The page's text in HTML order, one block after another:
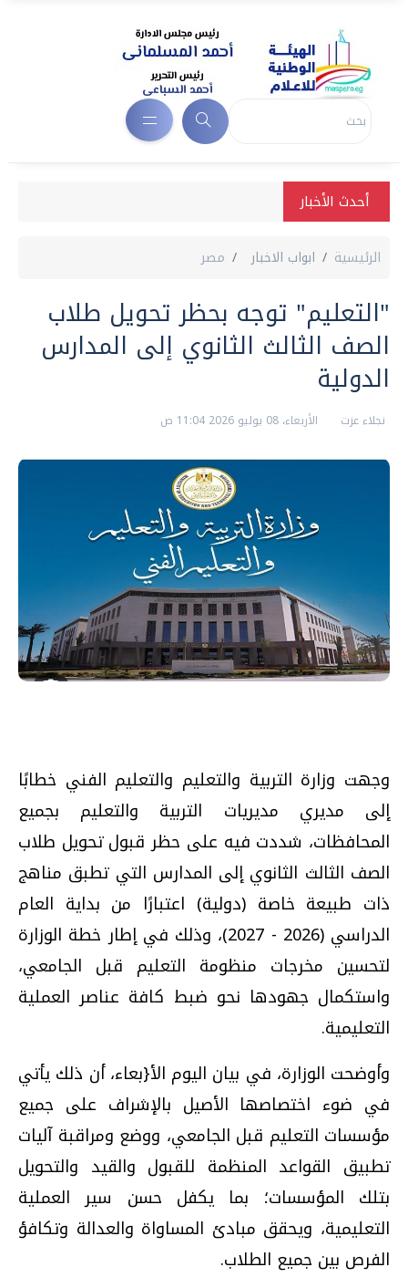
أحدث الأخبار
الرئيسية ابواب الاخبار مصر
"التعليم" توجه بحظر تحويل طلاب
الصف الثالث الثانوي إلى المدارس
الدولية
نجلاء عزت الأربعاء، 08 يوليو 2026 11:04 ص
وجهت وزارة التربية والتعليم والتعليم الفني خطابًا
إلى مديري مديريات التربية والتعليم بجميع
المحافظات، شددت فيه على حظر قبول تحويل طلاب
الصف الثالث الثانوي إلى المدارس التي تطبق مناهج
ذات طبيعة خاصة (دولية) اعتبارًا من بداية العام
الدراسي (2026 - 2027)، وذلك في إطار خطة الوزارة
لتحسين مخرجات منظومة التعليم قبل الجامعي،
واستكمال جهودها نحو ضبط كافة عناصر العملية
التعليمية.
وأوضحت الوزارة، في بيان اليوم الأ{بعاء، أن ذلك يأتي
في ضوء اختصاصها الأصيل بالإشراف على جميع
مؤسسات التعليم قبل الجامعي، ووضع ومراقبة آليات
تطبيق القواعد المنظمة للقبول والقيد والتحويل
بتلك المؤسسات؛ بما يكفل حسن سير العملية
التعليمية، ويحقق مبادئ المساواة والعدالة وتكافؤ
الفرص بين جميع الطلاب.